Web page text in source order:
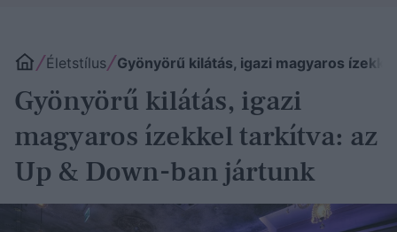
Életstílus Gyönyörű kilátás, igazi magyaros
Gyönyörű kilátás, igazi
magyaros ízekkel tarkítva: az
Up & Down-ban jártunk